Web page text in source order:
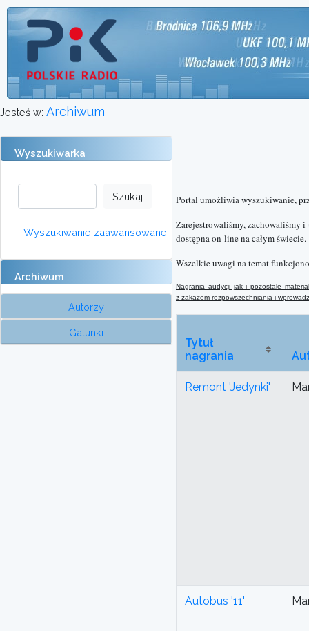
Jesteś w: Archiwum
Wyszukiwarka
Wyszukiwanie zaawansowane
Archiwum
Autorzy
Gatunki
Portal umożliwia wyszukiwanie,
Zarejestrowaliśmy, zachowaliśmy
dostępna on-line na całym świecie.
Wszelkie uwagi na temat
Nagrania audycji jak i pozostałe
z zakazem rozpowszechniania i
Tytuł
nagrania
Remont 'Jedynki'
Autobus '11'